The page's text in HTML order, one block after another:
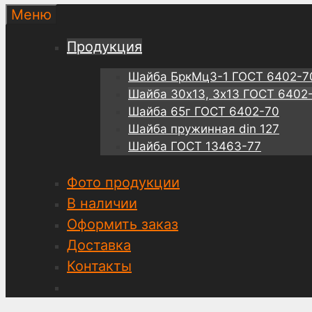
Меню
Продукция
Шайба БркМц3-1 ГОСТ 6402-
Шайба 30х13, 3х13 ГОСТ
Шайба 65г ГОСТ 6402-70
Шайба пружинная din 127
Шайба ГОСТ 13463-77
Фото продукции
В наличии
Оформить заказ
Доставка
Контакты